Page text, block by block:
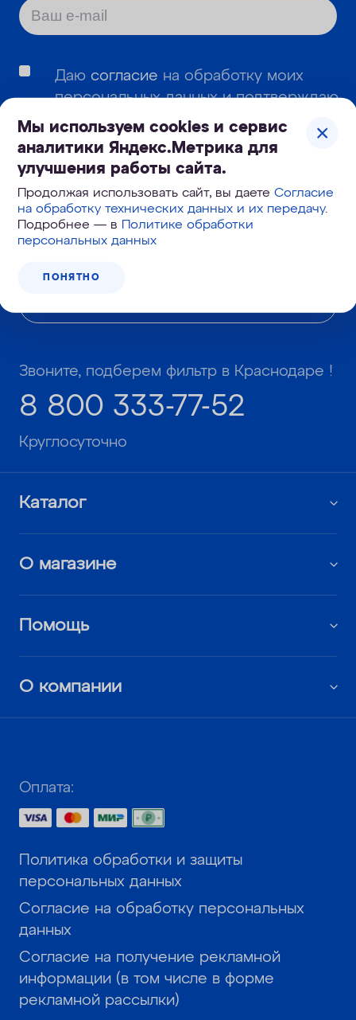
Мы используем cookies и сервис
аналитики Яндекс.Метрика для
улучшения работы сайта.
Продолжая использовать сайт, вы даетеСогласие
на обработку технических данных и их передачу.
Подробнее — в
Политике обработки
персональных данных
ПОНЯТНО
Даю согласие на обработку моих
персональных данных и подтверждаю,
что я ознакомлен с
обработки и защиты персональных
данных
Даю согласиена получение
информационных и рекламных
сообщений
Звоните, подберем фильтр в Краснодаре !
8 800 333-77-52
Круглосуточно
Каталог
О магазине
Помощь
О компании
Оплата:
Политика обработки и защиты
персональных данных
Согласие на обработку персональных
данных
Согласие на получение рекламной
информации (в том числе в форме
рекламной рассылки)